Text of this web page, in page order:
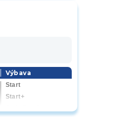
Výbava
Start
Start+